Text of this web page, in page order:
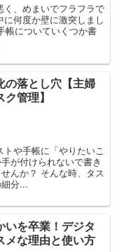
く、めまいでフラフラで
何度か壁に激突しまし
帳についていくつか書
の落とし穴【主婦
管理】
や手帳に「やりたいこ
が付けられないで書き
んか？ そんな時、タス
分...
いを卒業！デジタ
メな理由と使い方